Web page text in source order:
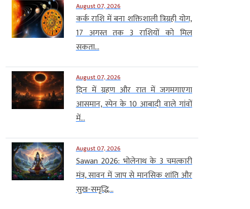
August 07, 2026
कर्क राशि में बना शक्तिशाली त्रिग्रही योग,
17 अगस्त तक 3 राशियों को मिल
सकता...
August 07, 2026
दिन में ग्रहण और रात में जगमगाएगा
आसमान, स्पेन के 10 आबादी वाले गांवों
में...
August 07, 2026
Sawan 2026: भोलेनाथ के 3 चमत्कारी
मंत्र, सावन में जाप से मानसिक शांति और
सुख-समृद्धि...